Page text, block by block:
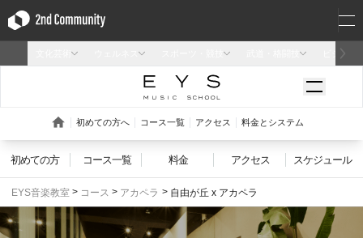
初めての方 コース一覧 料金 アクセス スケジュール
EYS音楽教室 コース アカペラ 自由が丘 x アカペラ